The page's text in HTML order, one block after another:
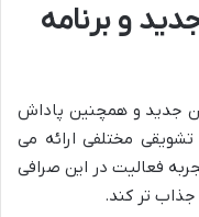
و برنامه
جدید و همچنین پاداش
تشویقی مختلفی ارائه می
فعالیت در این صرافی
جذاب تر کند.